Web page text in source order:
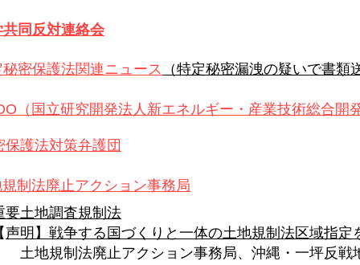
同反対連絡会
密保護法関連ニュース （特定秘密漏洩の疑いで書
（国立研究開発法人新エネルギー・産業技術総合開
保護法対策弁護団
制法廃止アクション事務局
要土地調査規制法
声明】戦争する国づくりと一体の土地規制法区域指
地規制法廃止アクション事務局、沖縄・一坪反戦